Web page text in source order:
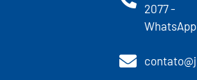
2077 -
WhatsApp